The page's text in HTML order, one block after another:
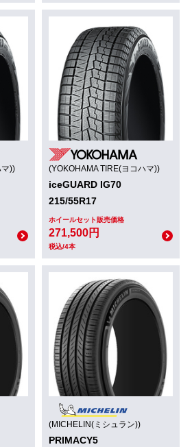
)) (YOKOHAMA TIRE(ヨコハマ))
iceGUARD IG70
215/55R17
ホイールセット販売価格
271,500円
税込/4本
(MICHELIN(ミシュラン))
PRIMACY5